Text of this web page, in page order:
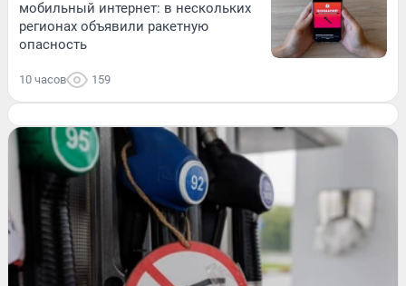
мобильный интернет: в нескольких
регионах объявили ракетную
опасность
10 часов 159